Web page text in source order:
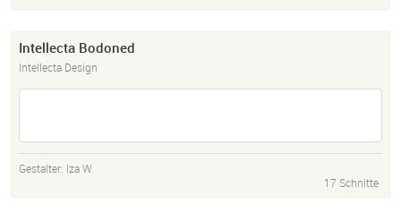
Intellecta Bodoned
Intellecta Design
Gestalter: Iza W
17 Schnitte